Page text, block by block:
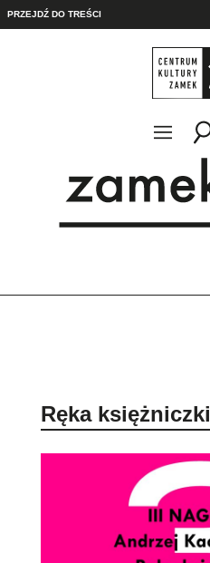
PRZEJDŹ DO TREŚCI
Ręka księżniczki